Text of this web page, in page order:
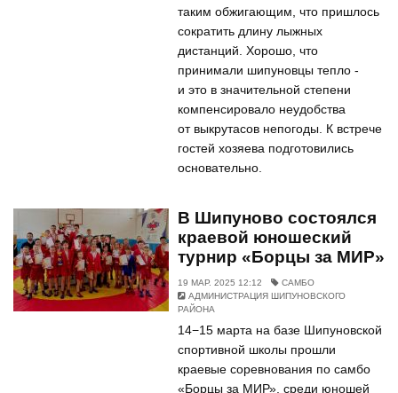
таким обжигающим, что пришлось
сократить длину лыжных
дистанций. Хорошо, что
принимали шипуновцы тепло -
и это в значительной степени
компенсировало неудобства
от выкрутасов непогоды. К встрече
гостей хозяева подготовились
основательно.
В Шипуново состоялся
краевой юношеский
турнир «Борцы за МИР»
19 МАР. 2025 12:12
САМБО
АДМИНИСТРАЦИЯ ШИПУНОВСКОГО
РАЙОНА
14−15 марта на базе Шипуновской
спортивной школы прошли
краевые соревнования по самбо
«Борцы за МИР», среди юношей